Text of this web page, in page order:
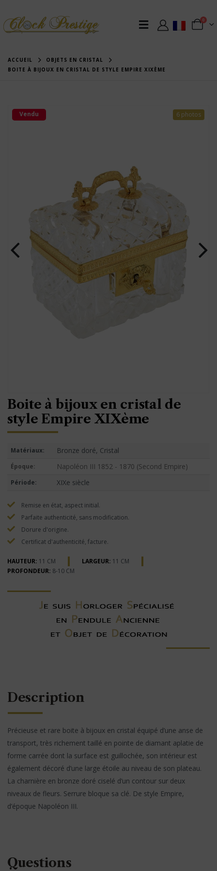
0
ACCUEIL
OBJETS EN CRISTAL
BOITE À BIJOUX EN CRISTAL DE STYLE EMPIRE XIXÈME
6 photos
Vendu
Boite à bijoux en cristal de
style Empire XIXème
Matériaux: Bronze doré, Cristal
Époque: Napoléon III 1852 - 1870 (Second Empire)
Période: XIXe siècle
Remise en état, aspect initial.
Parfaite authenticité, sans modification.
Dorure d'origine.
Certificat d'authenticité, facture.
HAUTEUR: 11 CM LARGEUR: 11 CM
PROFONDEUR: 8-10 CM
Description
Précieuse et rare boite à bijoux en cristal équipé d’une anse de
transport, très richement taillé en pointe de diamant aplatie de
forme carrée dont la surface est guillochée, son intérieur est
également décoré d’une large étoile au niveau de son plateau.
La charnière en bronze doré ciselé d’un contour sur deux
niveaux de fleurs. Serrure bloque sa clé. De style Empire,
d’époque Napoléon III.
Questions